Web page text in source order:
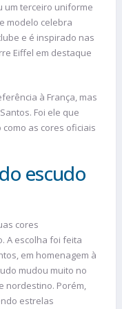
um terceiro uniforme
modelo celebra
e é inspirado nas
Eiffel em destaque
à França, mas
Foi ele que
as cores oficiais
escudo
cores
A escolha foi feita
em homenagem à
mudou muito no
nordestino. Porém,
estrelas